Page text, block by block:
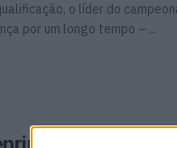
o líder do
por um longo tempo – ...